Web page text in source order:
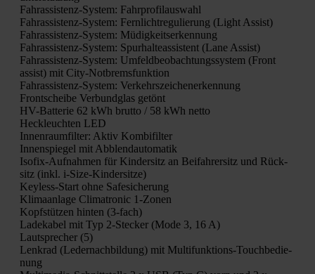
Fahr­as­sis­tenz-Sys­tem: Fahr­pro­fil­aus­wahl
Fahr­as­sis­tenz-Sys­tem: Fern­licht­re­gu­lie­rung (Light Assist)
Fahr­as­sis­tenz-Sys­tem: Müdig­keits­er­ken­nung
Fahr­as­sis­tenz-Sys­tem: Spur­hal­te­as­sis­tent (Lane Assist)
Fahr­as­sis­tenz-Sys­tem: Umfeld­be­ob­ach­tungs­sys­tem (Front
assist) mit City-Not­brems­funk­ti­on
Fahr­as­sis­tenz-Sys­tem: Ver­kehrs­zei­chen­er­ken­nung
Front­schei­be Ver­bund­glas getönt
HV-Bat­te­rie 62 kWh brut­to / 58 kWh net­to
Heck­leuch­ten LED
Innen­raum­fil­ter: Aktiv Kom­bi­fil­ter
Innen­spie­gel mit Abblend­au­to­ma­tik
Iso­fix-Auf­nah­men für Kin­der­sitz an Bei­fah­rer­sitz und Rück­
sitz (inkl. i‑Si­ze-Kin­der­sit­ze)
Keyl­ess-Start ohne Safe­si­che­rung
Kli­ma­an­la­ge Cli­ma­tro­nic 1‑Zonen
Kopf­stüt­zen hin­ten (3‑fach)
Lade­ka­bel mit Typ 2‑Stecker (Mode 3, 16 A)
Laut­spre­cher (5)
Lenk­rad (Leder­nach­bil­dung) mit Mul­ti­funk­ti­ons-Touch­be­die­
nung